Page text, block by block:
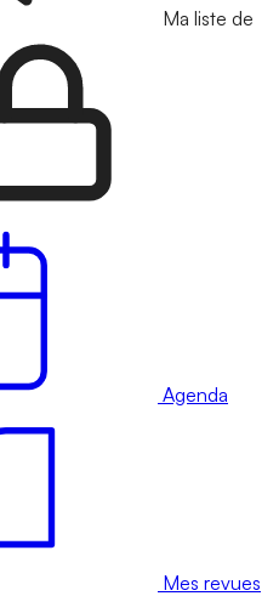
Ma liste de
Agenda
Mes revues